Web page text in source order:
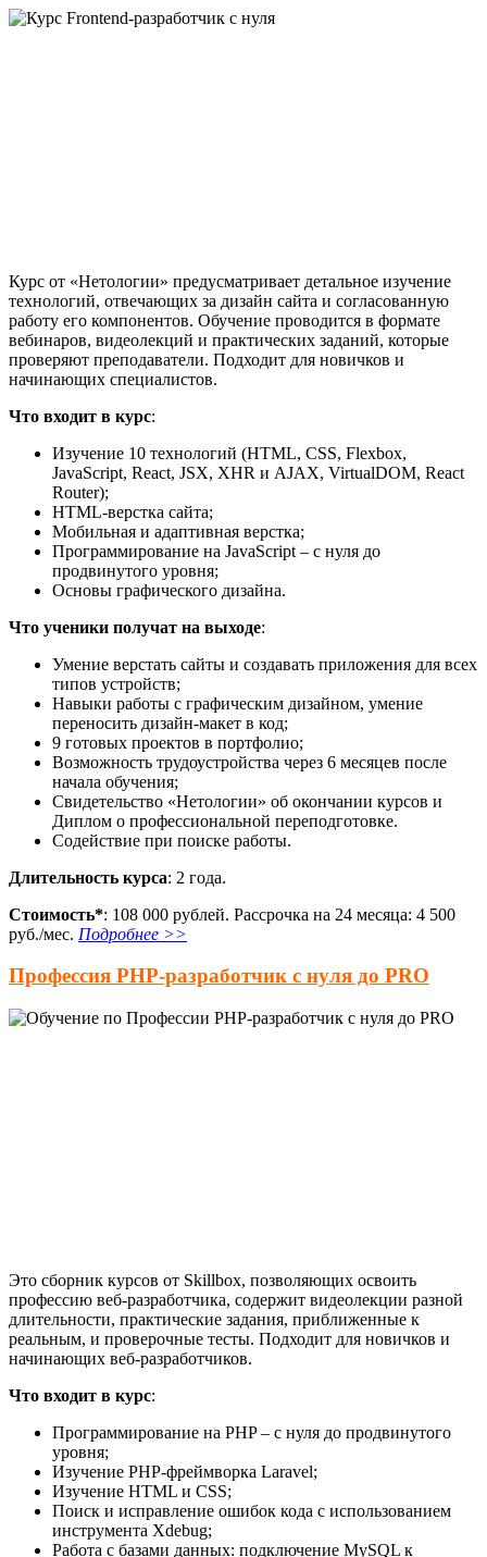
Курс от «Нетологии» предусматривает детальное изучение
технологий, отвечающих за дизайн сайта и согласованную
работу его компонентов. Обучение проводится в формате
вебинаров, видеолекций и практических заданий, которые
проверяют преподаватели. Подходит для новичков и
начинающих специалистов.
Что входит в курс:
Изучение 10 технологий (HTML, CSS, Flexbox,
JavaScript, React, JSX, XHR и AJAX, VirtualDOM, React
Router);
HTML-верстка сайта;
Мобильная и адаптивная верстка;
Программирование на JavaScript – с нуля до
продвинутого уровня;
Основы графического дизайна.
Что ученики получат на выходе:
Умение верстать сайты и создавать приложения для всех
типов устройств;
Навыки работы с графическим дизайном, умение
переносить дизайн-макет в код;
9 готовых проектов в портфолио;
Возможность трудоустройства через 6 месяцев после
начала обучения;
Свидетельство «Нетологии» об окончании курсов и
Диплом о профессиональной переподготовке.
Содействие при поиске работы.
Длительность курса: 2 года.
Стоимость*: 108 000 рублей. Рассрочка на 24 месяца: 4 500
руб./мес. Подробнее >>
Профессия PHP-разработчик с нуля до PRO
Это сборник курсов от Skillbox, позволяющих освоить
профессию веб-разработчика, содержит видеолекции разной
длительности, практические задания, приближенные к
реальным, и проверочные тесты. Подходит для новичков и
начинающих веб-разработчиков.
Что входит в курс:
Программирование на PHP – с нуля до продвинутого
уровня;
Изучение PHP-фреймворка Laravel;
Изучение HTML и CSS;
Поиск и исправление ошибок кода с использованием
инструмента Xdebug;
Работа с базами данных: подключение MySQL к